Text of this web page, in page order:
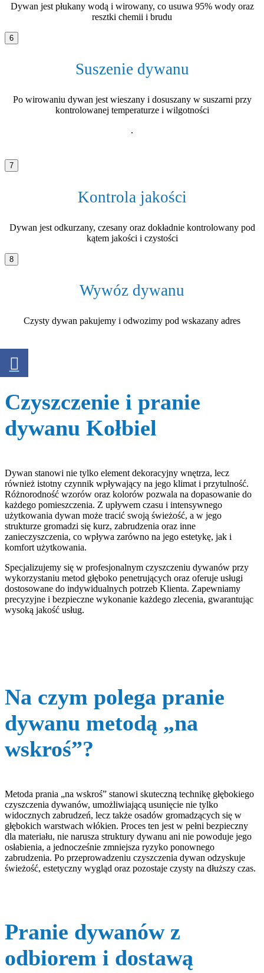
Dywan jest płukany wodą i wirowany, co usuwa 95% wody oraz
resztki chemii i brudu
6
Suszenie dywanu
Po wirowaniu dywan jest wieszany i dosuszany w suszarni przy
kontrolowanej temperaturze i wilgotności
.
7
Kontrola jakości
Dywan jest odkurzany, czesany oraz dokładnie kontrolowany pod
kątem jakości i czystości
8
Wywóz dywanu
Czysty dywan pakujemy i odwozimy pod wskazany adres
Czyszczenie i pranie
dywanu Kołbiel
Dywan stanowi nie tylko element dekoracyjny wnętrza, lecz
również istotny czynnik wpływający na jego klimat i przytulność.
Różnorodność wzorów oraz kolorów pozwala na dopasowanie do
każdego pomieszczenia. Z upływem czasu i intensywnego
użytkowania dywan może tracić swoją świeżość, a w jego
strukturze gromadzi się kurz, zabrudzenia oraz inne
zanieczyszczenia, co wpływa zarówno na jego estetykę, jak i
komfort użytkowania.
Specjalizujemy się w profesjonalnym czyszczeniu dywanów przy
wykorzystaniu metod głęboko penetrujących oraz oferuje usługi
dostosowane do indywidualnych potrzeb Klienta. Zapewniamy
precyzyjne i bezpieczne wykonanie każdego zlecenia, gwarantując
wysoką jakość usług.
Na czym polega pranie
dywanu metodą „na
wskroś”?
Metoda prania „na wskroś” stanowi skuteczną technikę głębokiego
czyszczenia dywanów, umożliwiającą usunięcie nie tylko
widocznych zabrudzeń, lecz także osadów gromadzących się w
głębokich warstwach włókien. Proces ten jest w pełni bezpieczny
dla materiału, nie narusza struktury dywanu ani nie powoduje jego
osłabienia, a jednocześnie zmniejsza ryzyko ponownego
zabrudzenia. Po przeprowadzeniu czyszczenia dywan odzyskuje
świeżość, estetyczny wygląd oraz pozostaje czysty na dłuższy czas.
Pranie dywanów z
odbiorem i dostawą